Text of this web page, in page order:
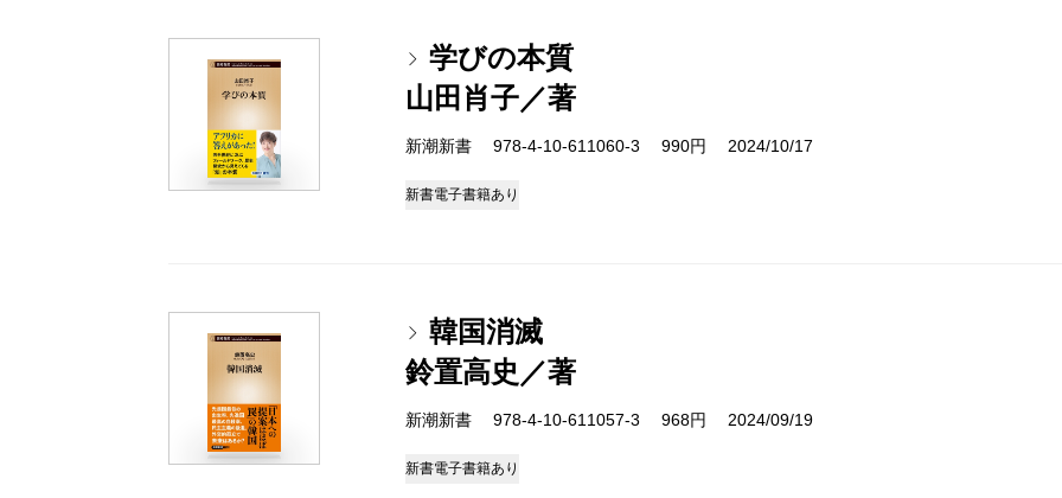
学びの本質
山田肖子／著
新潮新書 978-4-10-611060-3 990円 2024/10/17
新書電子書籍あり
韓国消滅
鈴置高史／著
新潮新書 978-4-10-611057-3 968円 2024/09/19
新書電子書籍あり